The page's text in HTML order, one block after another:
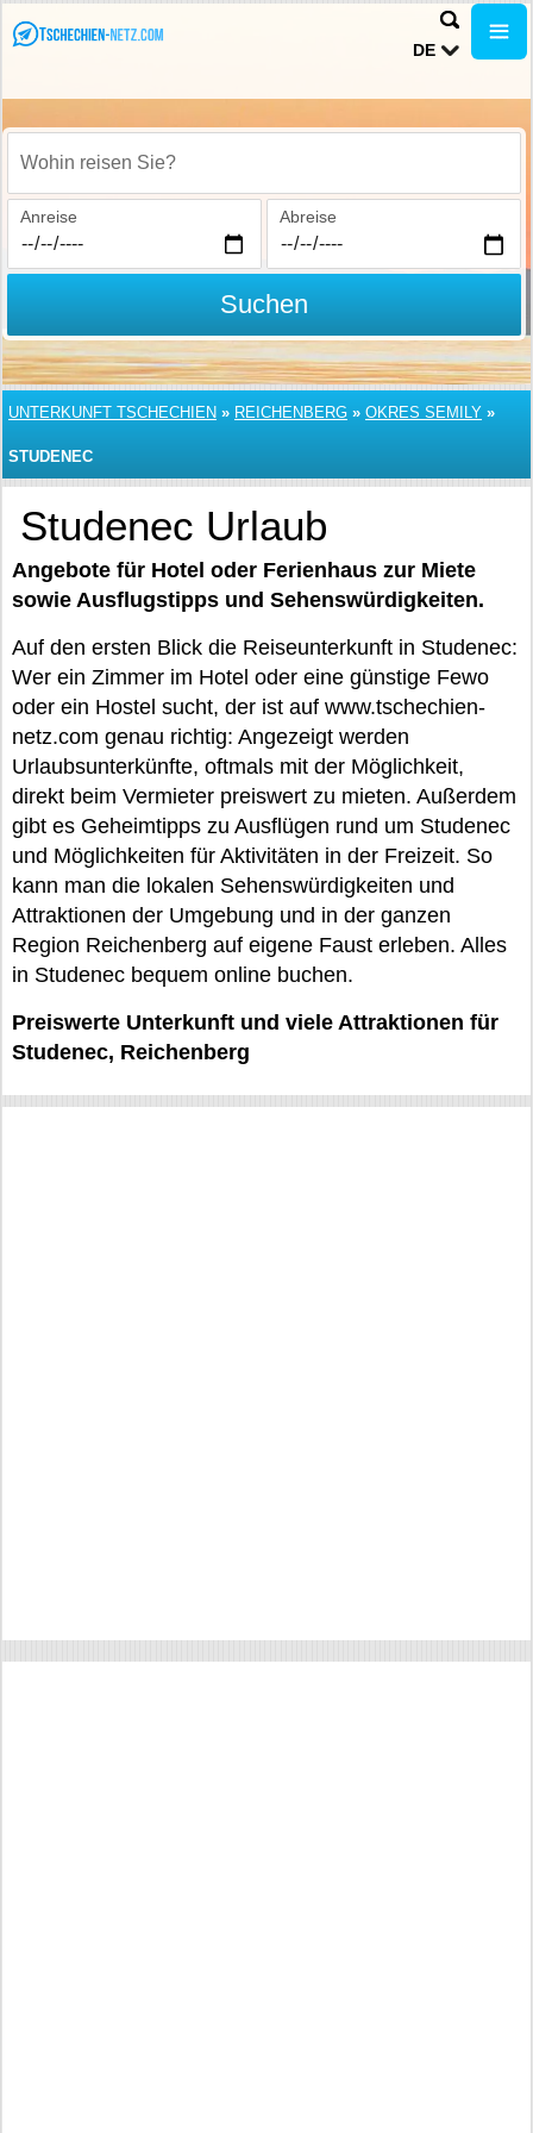
DE
Wohin reisen Sie?
Anreise Abreise
Suchen
UNTERKUNFT TSCHECHIEN » REICHENBERG » OKRES SEMILY »
STUDENEC
Studenec Urlaub
Angebote für Hotel oder Ferienhaus zur Miete
sowie Ausflugstipps und Sehenswürdigkeiten.
Auf den ersten Blick die Reiseunterkunft in Studenec:
Wer ein Zimmer im Hotel oder eine günstige Fewo
oder ein Hostel sucht, der ist auf www.tschechien-
netz.com genau richtig: Angezeigt werden
Urlaubsunterkünfte, oftmals mit der Möglichkeit,
direkt beim Vermieter preiswert zu mieten. Außerdem
gibt es Geheimtipps zu Ausflügen rund um Studenec
und Möglichkeiten für Aktivitäten in der Freizeit. So
kann man die lokalen Sehenswürdigkeiten und
Attraktionen der Umgebung und in der ganzen
Region Reichenberg auf eigene Faust erleben. Alles
in Studenec bequem online buchen.
Preiswerte Unterkunft und viele Attraktionen für
Studenec, Reichenberg